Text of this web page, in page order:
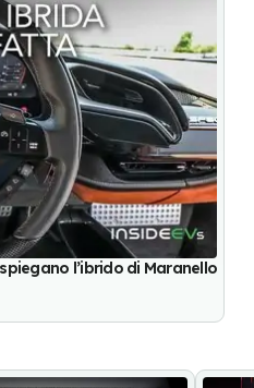
l’ibrido di Maranello